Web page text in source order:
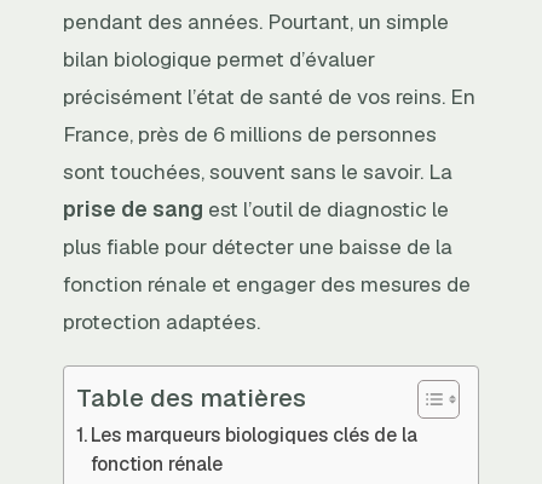
pendant des années. Pourtant, un simple
bilan biologique permet d’évaluer
précisément l’état de santé de vos reins. En
France, près de 6 millions de personnes
sont touchées, souvent sans le savoir. La
prise de sang est l’outil de diagnostic le
plus fiable pour détecter une baisse de la
fonction rénale et engager des mesures de
protection adaptées.
Table des matières
Les marqueurs biologiques clés de la
fonction rénale